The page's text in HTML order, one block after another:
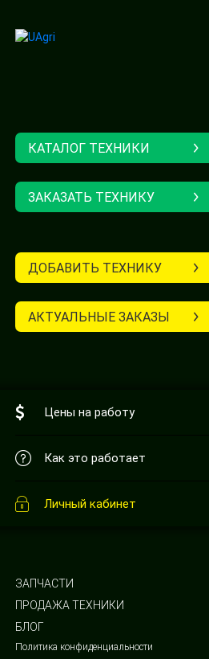
КАТАЛОГ ТЕХНИКИ
ЗАКАЗАТЬ ТЕХНИКУ
ДОБАВИТЬ ТЕХНИКУ
АКТУАЛЬНЫЕ ЗАКАЗЫ
Цены на работу
Как это работает
Личный кабинет
ЗАПЧАСТИ
ПРОДАЖА ТЕХНИКИ
БЛОГ
Политика конфиденциальности